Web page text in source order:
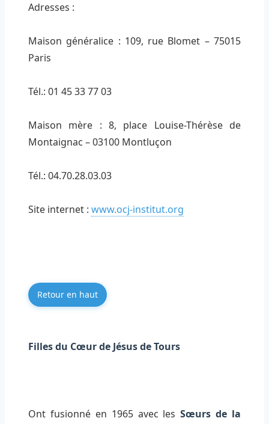
Adresses :
Maison généralice : 109, rue Blomet – 75015
Paris
Tél.: 01 45 33 77 03
Maison mère : 8, place Louise-Thérèse de
Montaignac – 03100 Montluçon
Tél.: 04.70.28.03.03
Site internet : www.ocj-institut.org
Retour en haut
Filles du Cœur de Jésus de Tours
Ont fusionné en 1965 avec lesSœurs de la